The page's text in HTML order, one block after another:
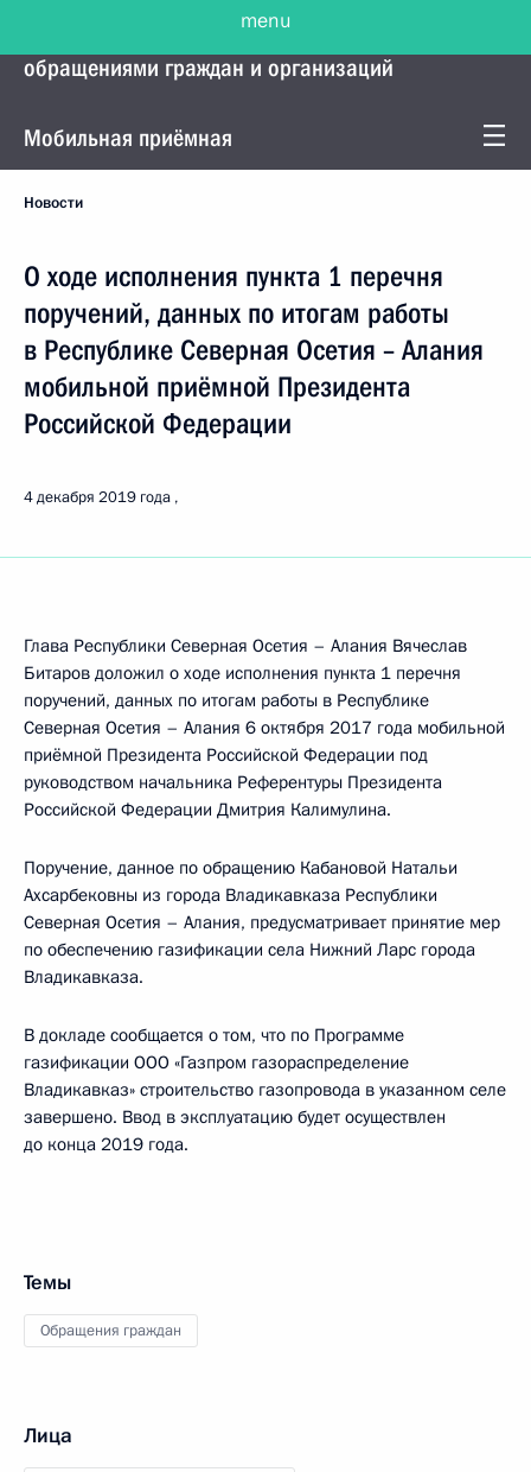
Управление Президента по работе с
обращениями граждан и организаций
Мобильная приёмная
Новости
О ходе исполнения пункта 1 перечня
поручений, данных по итогам работы
в Республике Северная Осетия – Алания
мобильной приёмной Президента
Российской Федерации
4 декабря 2019 года
Глава Республики Северная Осетия – Алания Вячеслав
Битаров доложил о ходе исполнения пункта 1 перечня
поручений, данных по итогам работы в Республике
Северная Осетия – Алания 6 октября 2017 года мобильной
приёмной Президента Российской Федерации под
руководством начальника Референтуры Президента
Российской Федерации Дмитрия Калимулина.
Поручение, данное по обращению Кабановой Натальи
Ахсарбековны из города Владикавказа Республики
Северная Осетия – Алания, предусматривает принятие мер
по обеспечению газификации села Нижний Ларс города
Владикавказа.
В докладе сообщается о том, что по Программе
газификации ООО «Газпром газораспределение
Владикавказ» строительство газопровода в указанном селе
завершено. Ввод в эксплуатацию будет осуществлен
до конца 2019 года.
Темы
Обращения граждан
Лица